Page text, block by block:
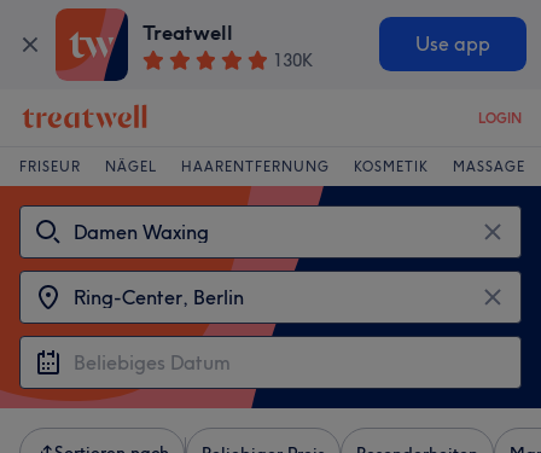
Treatwell
130K
Use app
LOGIN
FRISEUR NÄGEL HAARENTFERNUNG KOSMETIK MASSAGE